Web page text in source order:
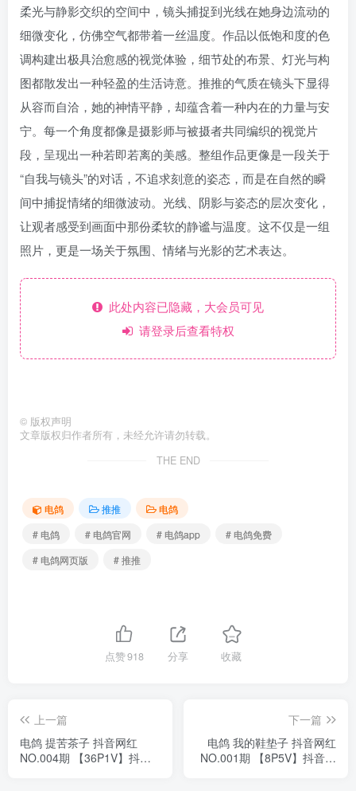
柔光与静影交织的空间中，镜头捕捉到光线在她身边流动的
细微变化，仿佛空气都带着一丝温度。作品以低饱和度的色
调构建出极具治愈感的视觉体验，细节处的布景、灯光与构
图都散发出一种轻盈的生活诗意。推推的气质在镜头下显得
从容而自洽，她的神情平静，却蕴含着一种内在的力量与安
宁。每一个角度都像是摄影师与被摄者共同编织的视觉片
段，呈现出一种若即若离的美感。整组作品更像是一段关于
“自我与镜头”的对话，不追求刻意的姿态，而是在自然的瞬
间中捕捉情绪的细微波动。光线、阴影与姿态的层次变化，
让观者感受到画面中那份柔软的静谧与温度。这不仅是一组
照片，更是一场关于氛围、情绪与光影的艺术表达。
此处内容已隐藏，大会员可见
请登录后查看特权
© 版权声明
文章版权归作者所有，未经允许请勿转载。
THE END
电鸽 推推
电鸽
# 电鸽
# 电鸽官网 # 电鸽app
# 电鸽免费
# 电鸽网页版
# 推推
点赞918 分享 收藏
上一篇
电鸽 提苦茶子 抖音网红
NO.004期 【36P1V】抖音
下一篇
电鸽 我的鞋垫子 抖音网红
NO.001期 【8P5V】抖音完